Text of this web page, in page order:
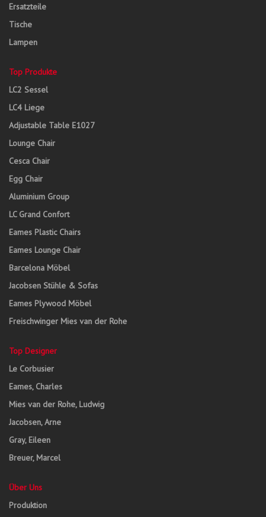
Ersatzteile
Tische
Lampen
Top Produkte
LC2 Sessel
LC4 Liege
Adjustable Table E1027
Lounge Chair
Cesca Chair
Egg Chair
Aluminium Group
LC Grand Confort
Eames Plastic Chairs
Eames Lounge Chair
Barcelona Möbel
Jacobsen Stühle & Sofas
Eames Plywood Möbel
Freischwinger Mies van der Rohe
Top Designer
Le Corbusier
Eames, Charles
Mies van der Rohe, Ludwig
Jacobsen, Arne
Gray, Eileen
Breuer, Marcel
Über Uns
Produktion